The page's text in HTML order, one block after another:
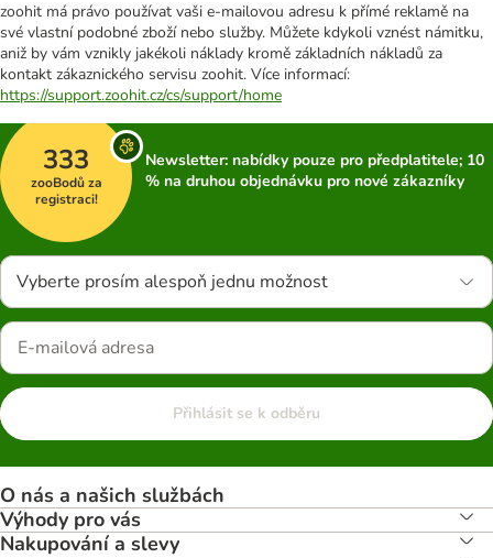
zoohit má právo používat vaši e-mailovou adresu k přímé reklamě na
své vlastní podobné zboží nebo služby. Můžete kdykoli vznést námitku,
aniž by vám vznikly jakékoli náklady kromě základních nákladů za
kontakt zákaznického servisu zoohit. Více informací:
https://support.zoohit.cz/cs/support/home
333
zooBodů za
registraci!
Newsletter: nabídky pouze pro předplatitele; 10
% na druhou objednávku pro nové zákazníky
Vyberte prosím alespoň jednu možnost
Přihlásit se k odběru
O nás a našich službách
Výhody pro vás
Nakupování a slevy